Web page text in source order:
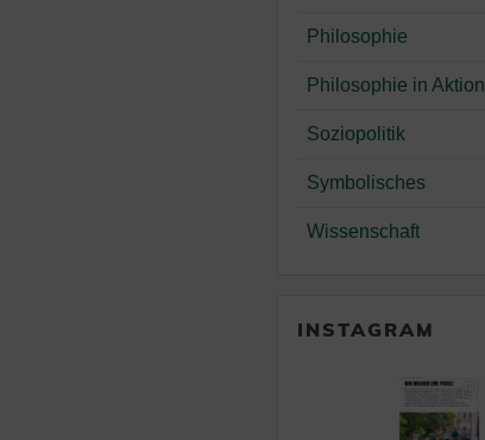
Philosophie
Philosophie in Aktion
Soziopolitik
Symbolisches
Wissenschaft
INSTAGRAM